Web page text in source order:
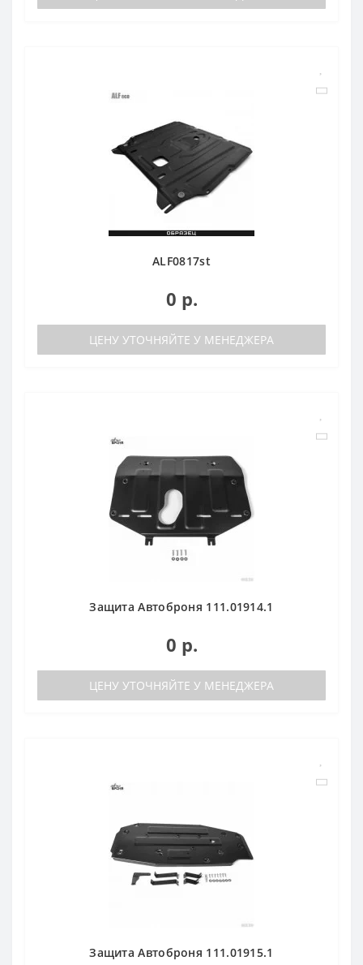
ALF0817st
0 р.
ЦЕНУ УТОЧНЯЙТЕ У МЕНЕДЖЕРА
Защита Автоброня 111.01914.1
0 р.
ЦЕНУ УТОЧНЯЙТЕ У МЕНЕДЖЕРА
Защита Автоброня 111.01915.1